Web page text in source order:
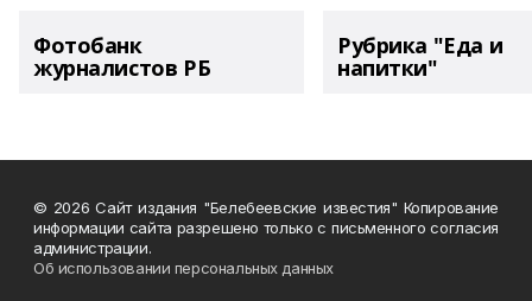
Фотобанк
журналистов РБ
Рубрика "Еда и
напитки"
© 2026 Сайт издания "Белебеевские известия" Копирование
информации сайта разрешено только с письменного согласия
администрации.
Об использовании персональных данных